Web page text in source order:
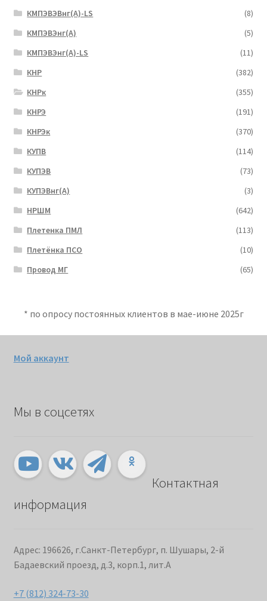
КМПЭВЭВнг(А)-LS
(8)
КМПЭВЭнг(А)
(5)
КМПЭВЭнг(А)-LS
(11)
КНР
(382)
КНРк
(355)
КНРЭ
(191)
КНРЭк
(370)
КУПВ
(114)
КУПЭВ
(73)
КУПЭВнг(А)
(3)
НРШМ
(642)
Плетенка ПМЛ
(113)
Плетёнка ПСО
(10)
Провод МГ
(65)
* по опросу постоянных клиентов в мае-июне 2025г
Мой аккаунт
Мы в соцсетях
Контактная
информация
Адрес: 196626, г.Санкт-Петербург, п. Шушары, 2-й
Бадаевский проезд, д.3, корп.1, лит.А
+7 (812) 324-73-30